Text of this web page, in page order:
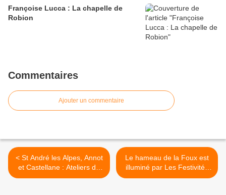
Françoise Lucca : La chapelle de
Robion
Commentaires
Ajouter un commentaire
< St André les Alpes, Annot
et Castellane : Ateliers de
danse Mémoires
Le hameau de la Foux est
illuminé par Les Festivités
de la Saint-Jean. >